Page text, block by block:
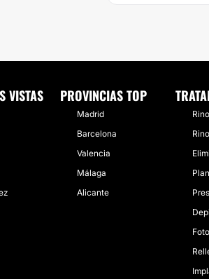
VISTAS PROVINCIAS TOP
Madrid
Barcelona
Valencia
Málaga
Alicante